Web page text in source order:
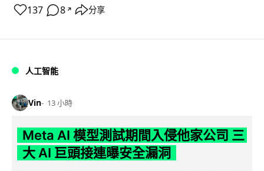
137 8 ↗ 分享
人工智能
Vin 13 小時
Meta AI 模型測試期間入侵他家公司 三
大 AI 巨頭接連曝安全漏洞